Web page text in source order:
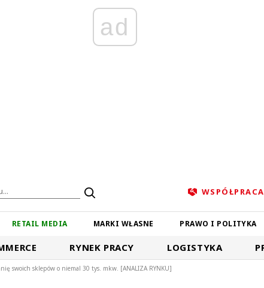
ad
WSPÓŁPRACA
RETAIL MEDIA MARKI WŁASNE PRAWO I POLITYKA
RYNEK PRACY LOGISTYKA
swoich sklepów o niemal 30 tys. mkw. [ANALIZA RYNKU]